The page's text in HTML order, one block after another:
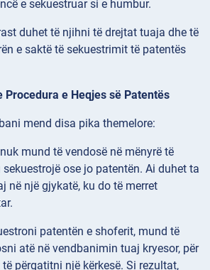
e sekuestruar si e humbur.
duhet të njihni të drejtat tuaja dhe të
e saktë të sekuestrimit të patentës
Procedura e Heqjes së Patentës
mend disa pika themelore:
mund të vendosë në mënyrë të
sekuestrojë ose jo patentën. Ai duhet ta
në një gjykatë, ku do të merret
patentën e shoferit, mund të
atë në vendbanimin tuaj kryesor, për
përgatitni një kërkesë. Si rezultat,